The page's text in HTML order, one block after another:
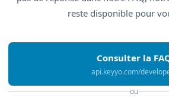
reste disponible pour
Consulter la
api.keyyo.com/
ou